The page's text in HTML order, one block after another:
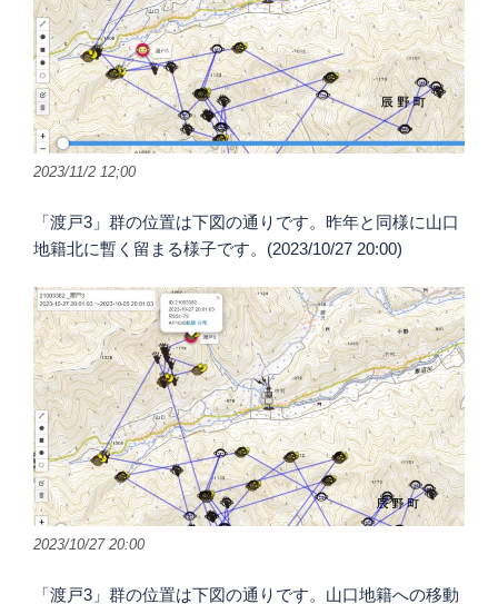
2023/11/2 12;00
「渡戸3」群の位置は下図の通りです。昨年と同様に山口
地籍北に暫く留まる様子です。(2023/10/27 20:00)
2023/10/27 20:00
「渡戸3」群の位置は下図の通りです。山口地籍への移動